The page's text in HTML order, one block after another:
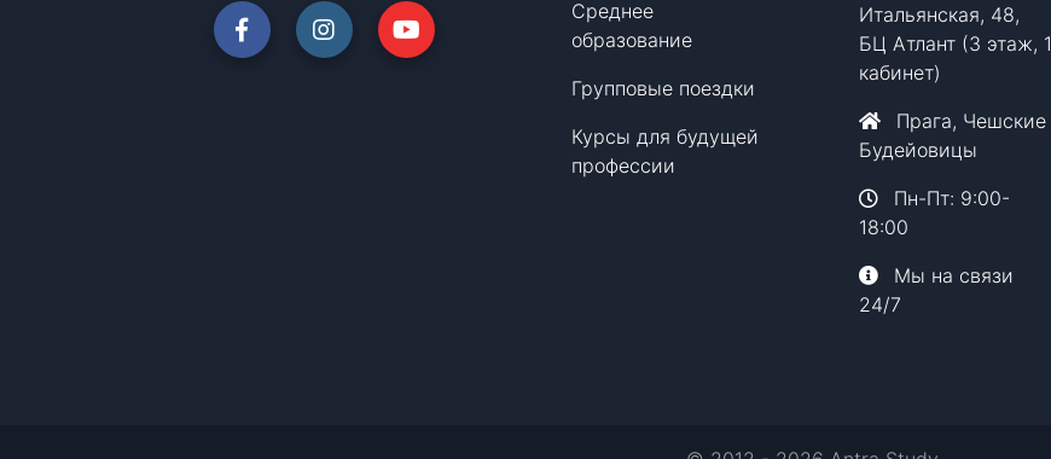
Среднее
образование
Групповые поездки
Курсы для будущей
профессии
Итальянская, 48,
БЦ Атлант (3 этаж, 1
кабинет)
Прага, Чешские
Будейовицы
Пн-Пт: 9:00-
18:00
Мы на связи
24/7